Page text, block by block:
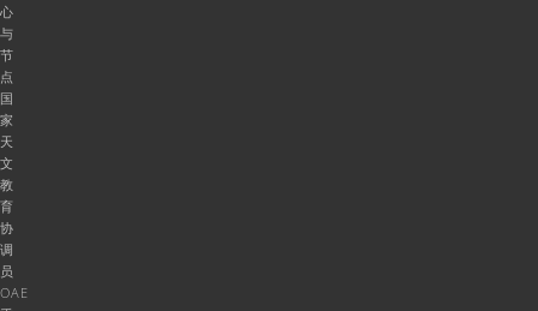
心
与
节
点
国
家
天
文
教
育
协
调
员
OAE